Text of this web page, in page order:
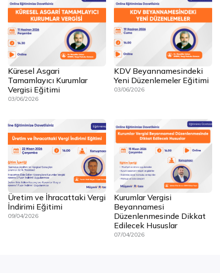
Küresel Asgari
Tamamlayıcı Kurumlar
Vergisi Eğitimi
03/06/2026
KDV Beyannamesindeki
Yeni Düzenlemeler Eğitimi
03/06/2026
Üretim ve İhracattaki Vergi
İndirimi Eğitimi
09/04/2026
Kurumlar Vergisi
Beyannamesi
Düzenlenmesinde Dikkat
Edilecek Hususlar
07/04/2026